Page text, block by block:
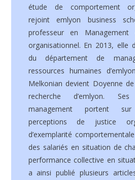
étude de comportement
rejoint emlyon business
professeur en Management
organisationnel. En 2013, elle
du département de
ressources humaines
Melkonian devient Doyenne
recherche d’emlyon.
management portent
perceptions de justice
d’exemplarité
des salariés en situation de
performance collective en
a ainsi publié plusieurs